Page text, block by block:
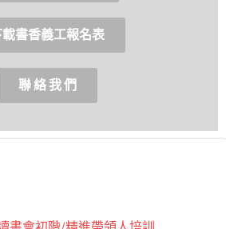
載書香義工報名表
聯 絡 我 們